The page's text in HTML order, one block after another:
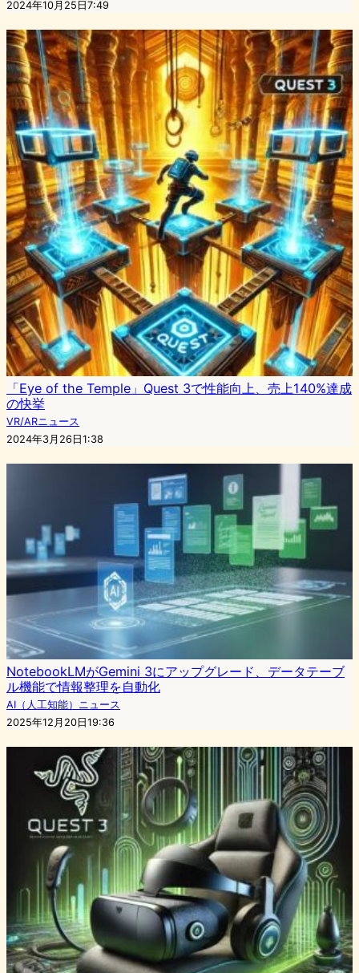
2024年10月25日7:49
「Eye of the Temple」Quest 3で性能向上、売上140%達成
の快挙
VR/ARニュース
2024年3月26日1:38
NotebookLMがGemini 3にアップグレード、データテーブ
ル機能で情報整理を自動化
AI（人工知能）ニュース
2025年12月20日19:36